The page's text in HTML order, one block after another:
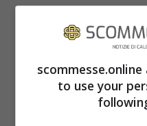
Tutto è partito dal
essere stati visti
se in realtà l’inviato
to use your